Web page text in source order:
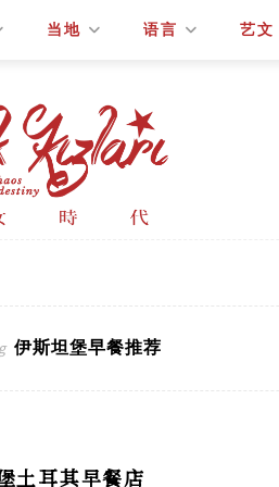
当地 语言 艺文
伊斯坦堡早餐推荐
土耳其早餐店